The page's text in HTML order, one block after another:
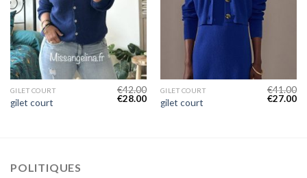
GILET COURT
gilet court
€42.00
€28.00
GILET COURT
gilet court
€41.00
€27.00
POLITIQUES